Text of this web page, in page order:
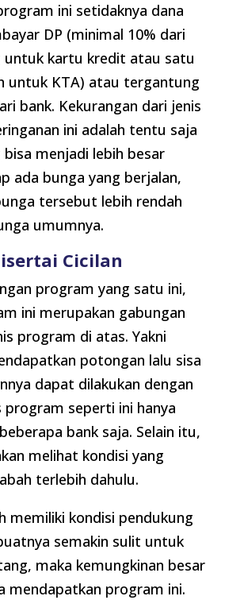
ini setidaknya dana
DP (minimal 10% dari
kartu kredit atau satu
untuk KTA) atau tergantung
bank. Kekurangan dari jenis
ini adalah tentu saja
menjadi lebih besar
ada bunga yang berjalan,
tersebut lebih rendah
umumnya.
Cicilan
program yang satu ini,
ini merupakan gabungan
program di atas. Yakni
potongan lalu sisa
dapat dilakukan dengan
program seperti ini hanya
bank saja. Selain itu,
melihat kondisi yang
terlebih dahulu.
memiliki kondisi pendukung
semakin sulit untuk
maka kemungkinan besar
mendapatkan program ini.